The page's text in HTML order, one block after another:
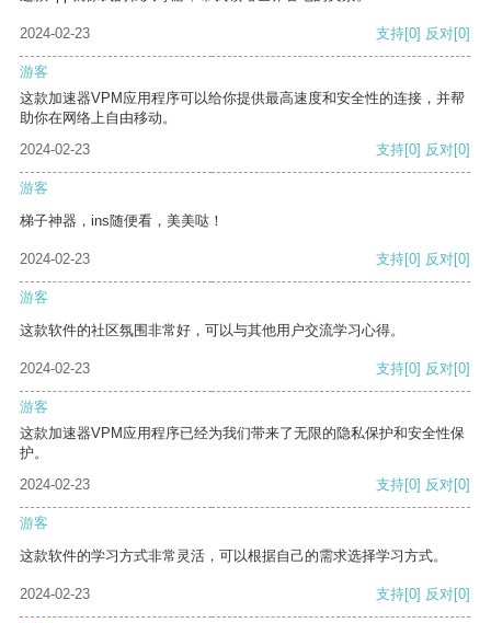
2024-02-23 支持[0] 反对[0]
游客
这款加速器VPM应用程序可以给你提供最高速度和安全性的连接，并帮
助你在网络上自由移动。
2024-02-23
支持[0] 反对[0]
游客
梯子神器，ins随便看，美美哒！
2024-02-23 支持[0] 反对[0]
游客
这款软件的社区氛围非常好，可以与其他用户交流学习心得。
2024-02-23 支持[0] 反对[0]
游客
这款加速器VPM应用程序已经为我们带来了无限的隐私保护和安全性保
护。
2024-02-23
支持[0] 反对[0]
游客
这款软件的学习方式非常灵活，可以根据自己的需求选择学习方式。
2024-02-23 支持[0] 反对[0]